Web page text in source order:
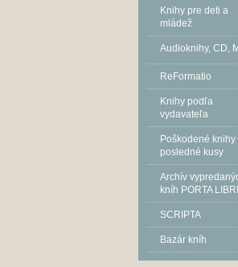
Knihy pre deti a
mládež
Audioknihy, CD,
ReFormatio
Knihy podľa
vydavateľa
Poškodené knihy
posledné kusy
Archív
kníh PORTA LIBRI
SCRIPTA
Bazár kníh